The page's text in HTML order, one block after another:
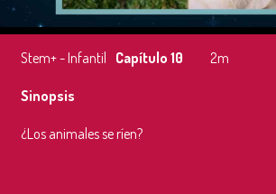
Stem+ - Infantil Capítulo 10
2m
Sinopsis
¿Los animales se ríen?